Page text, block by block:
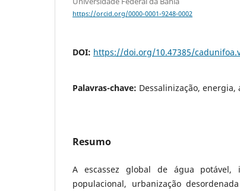
https://orcid.org/0000-0001-9248-0002
DOI: https://doi.org/10.47385/
Palavras-chave: Dessalinização, energia,
Resumo
A escassez global de água potável,
populacional, urbanização